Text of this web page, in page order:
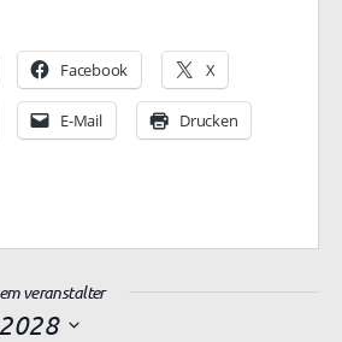
Facebook X
E-Mail Drucken
veranstalter